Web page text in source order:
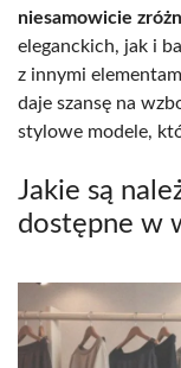
niesamowicie
eleganckich, jak i
z innymi
daje szansę na
stylowe modele,
Jakie są
dostępne w